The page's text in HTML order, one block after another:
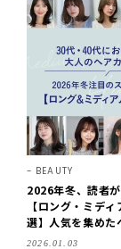
BEAUTY
2026年冬、読者
【ロング・ミデ
選】人気を集めた
はこれ！ 30代・
2026.01.03